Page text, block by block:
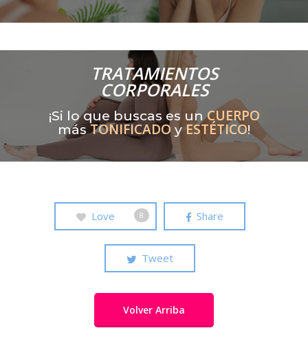
TRATAMIENTOS
CORPORALES
¡Si lo que buscas es unCUERPO
másTONIFICADO y ESTÉTICO!
Love 8 Share
Tweet
Volver Arriba